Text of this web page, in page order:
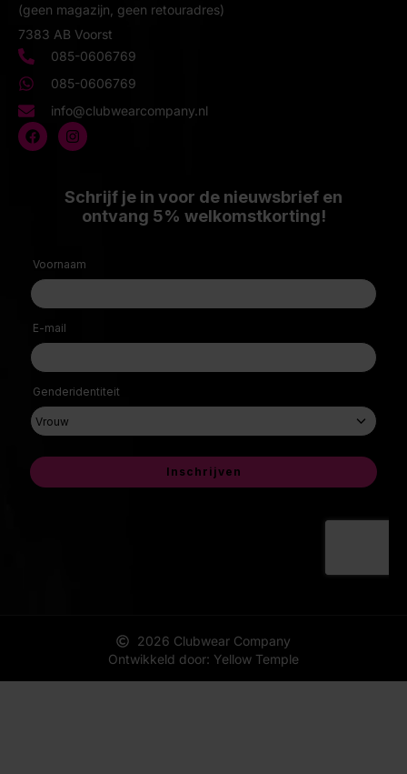
(geen magazijn, geen retouradres)
7383 AB Voorst
085-0606769
085-0606769
info@clubwearcompany.nl
2026 Clubwear Company
Ontwikkeld door: Yellow Temple